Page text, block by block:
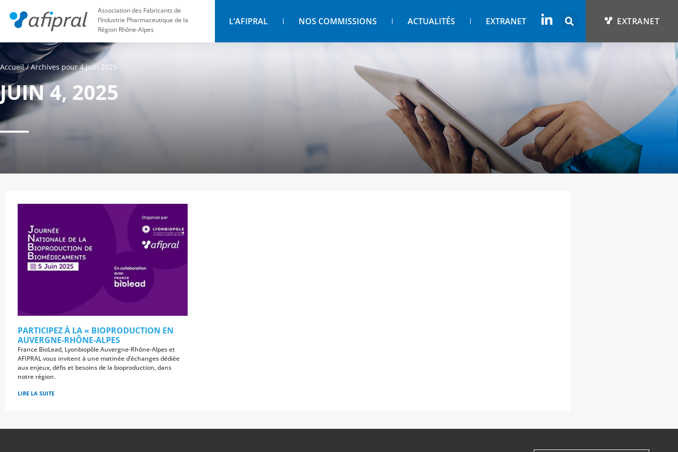
Association des Fabricants de
l’Industrie Pharmaceutique de la
Région Rhône-Alpes
L’AFIPRAL NOS COMMISSIONS ACTUALITÉS EXTRANET EXTRANET
Accueil/Archives pour 4 juin 2025
JUIN 4, 2025
PARTICIPEZ À LA « BIOPRODUCTION EN
AUVERGNE-RHÔNE-ALPES
France BioLead, Lyonbiopôle Auvergne-Rhône-Alpes et
AFIPRAL vous invitent à une matinée d’échanges dédiée
aux enjeux, défis et besoins de la bioproduction, dans
notre région.
LIRE LA SUITE